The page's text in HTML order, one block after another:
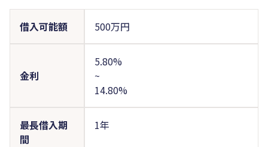
借入可能額 500万円
金利
5.80%
~
14.80%
最長借入期
間
1年